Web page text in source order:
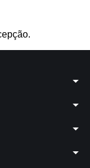
arrow_drop_down
arrow_drop_down
arrow_drop_down
arrow_drop_down